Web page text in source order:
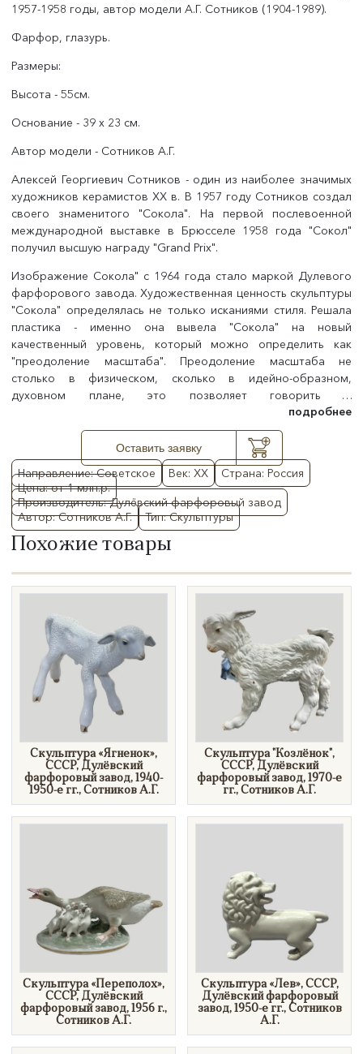
Направление: Советское Век: XX
Страна: Россия
Цена: от 1 млн.р.
Производитель: Дулёвский фарфоровый завод
Автор: Сотников А.Г.
Тип: Скульптуры
1957-1958 годы, автор модели А.Г. Сотников (1904-1989).
Фарфор, глазурь.
Размеры:
Высота - 55см.
Основание - 39 х 23 см.
Автор модели - Сотников А.Г.
Алексей Георгиевич Сотников - один из наиболее значимых
художников керамистов ХХ в. В 1957 году Сотников создал
своего знаменитого "Сокола". На первой послевоенной
международной выставке в Брюсселе 1958 года "Сокол"
получил высшую награду "Grand Prix".
Изображение Сокола" с 1964 года стало маркой Дулевого
фарфорового завода. Художественная ценность скульптуры
"Сокола" определялась не только исканиями стиля. Решала
пластика - именно она вывела "Сокола" на новый
качественный уровень, который можно определить как
"преодоление масштаба". Преодоление масштаба не
столько в физическом, сколько в идейно-образном,
духовном плане, это позволяет говорить о
подробнее
Оставить заявку
Похожие товары
Скульптура «Ягненок»,
СССР, Дулёвский
фарфоровый завод, 1940-
1950-е гг., Сотников А.Г.
Скульптура "Козлёнок",
СССР, Дулёвский
фарфоровый завод, 1970-е
гг., Сотников А.Г.
​Скульптура «Переполох»,
СССР, Дулёвский
фарфоровый завод, 1956 г.,
Сотников А.Г.
​Скульптура «Лев», СССР,
Дулёвский фарфоровый
завод, 1950-е гг., Сотников
А.Г.